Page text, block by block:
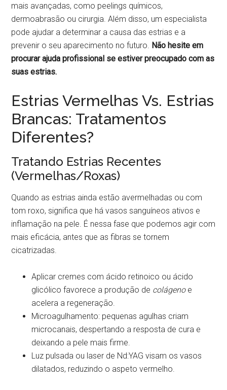
mais avançadas, como peelings químicos,
dermoabrasão ou cirurgia. Além disso, um especialista
pode ajudar a determinar a causa das estrias e a
prevenir o seu aparecimento no futuro. Não hesite em
procurar ajuda profissional se estiver preocupado com as
suas estrias.
Estrias Vermelhas Vs. Estrias
Brancas: Tratamentos
Diferentes?
Tratando Estrias Recentes
(Vermelhas/Roxas)
Quando as estrias ainda estão avermelhadas ou com
tom roxo, significa que há vasos sanguíneos ativos e
inflamação na pele. É nessa fase que podemos agir com
mais eficácia, antes que as fibras se tornem
cicatrizadas.
Aplicar cremes com ácido retinoico ou ácido
glicólico favorece a produção de colágenoe
acelera a regeneração.
Microagulhamento: pequenas agulhas criam
microcanais, despertando a resposta de cura e
deixando a pele mais firme.
Luz pulsada ou laser de Nd:YAG visam os vasos
dilatados, reduzindo o aspeto vermelho.